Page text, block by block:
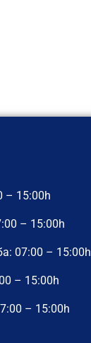
– 15:00h
– 15:00h
07:00 – 15:00h
– 15:00h
– 15:00h